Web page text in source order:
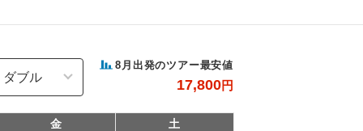
8 月出発のツアー最安値
17,800円
金 土